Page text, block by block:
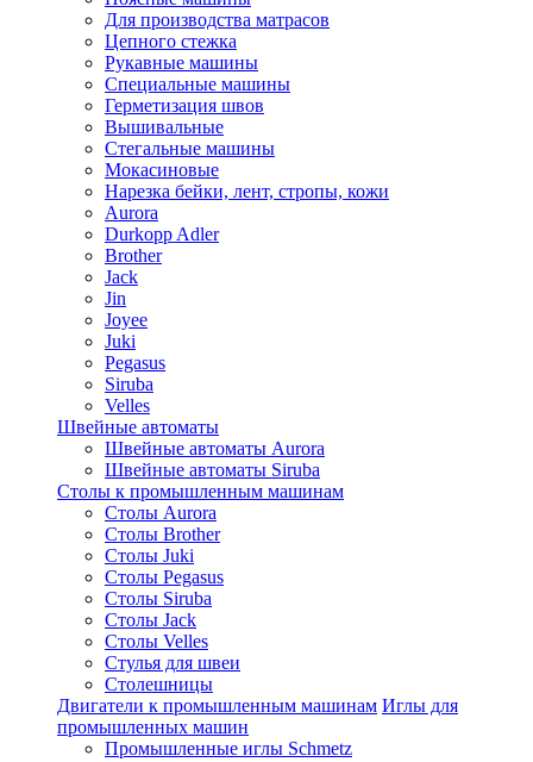
Для производства матрасов
Цепного стежка
Рукавные машины
Специальные машины
Герметизация швов
Вышивальные
Стегальные машины
Мокасиновые
Нарезка бейки, лент, стропы, кожи
Aurora
Durkopp Adler
Brother
Jack
Jin
Joyee
Juki
Pegasus
Siruba
Velles
Швейные автоматы
Швейные автоматы Aurora
Швейные автоматы Siruba
Столы к промышленным машинам
Столы Aurora
Столы Brother
Столы Juki
Столы Pegasus
Столы Siruba
Столы Jack
Столы Velles
Стулья для швеи
Столешницы
Двигатели к промышленным машинам Иглы для
промышленных машин
Промышленные иглы Schmetz